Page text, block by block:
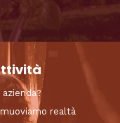
realtà